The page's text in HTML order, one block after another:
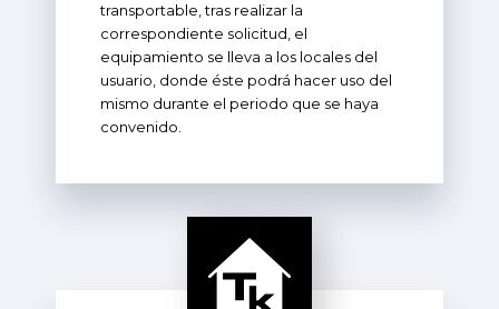
transportable, tras realizar la
correspondiente solicitud, el
equipamiento se lleva a los locales del
usuario, donde éste podrá hacer uso del
mismo durante el periodo que se haya
convenido.